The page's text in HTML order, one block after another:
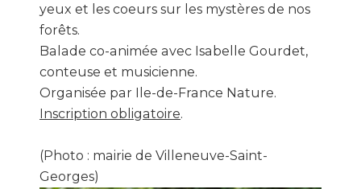
yeux et les coeurs sur les mystères de nos
forêts.
Balade co-animée avec Isabelle Gourdet,
conteuse et musicienne.
Organisée par Ile-de-France Nature.
Inscription obligatoire.
(Photo : mairie de Villeneuve-Saint-
Georges)